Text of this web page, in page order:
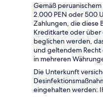
Gemäß
2.000 PEN oder 500
Zahlungen, die diese
Kreditkarte oder über
beglichen werden,
und geltendem
in mehreren
Die Unterkunft
eingehalten werden: